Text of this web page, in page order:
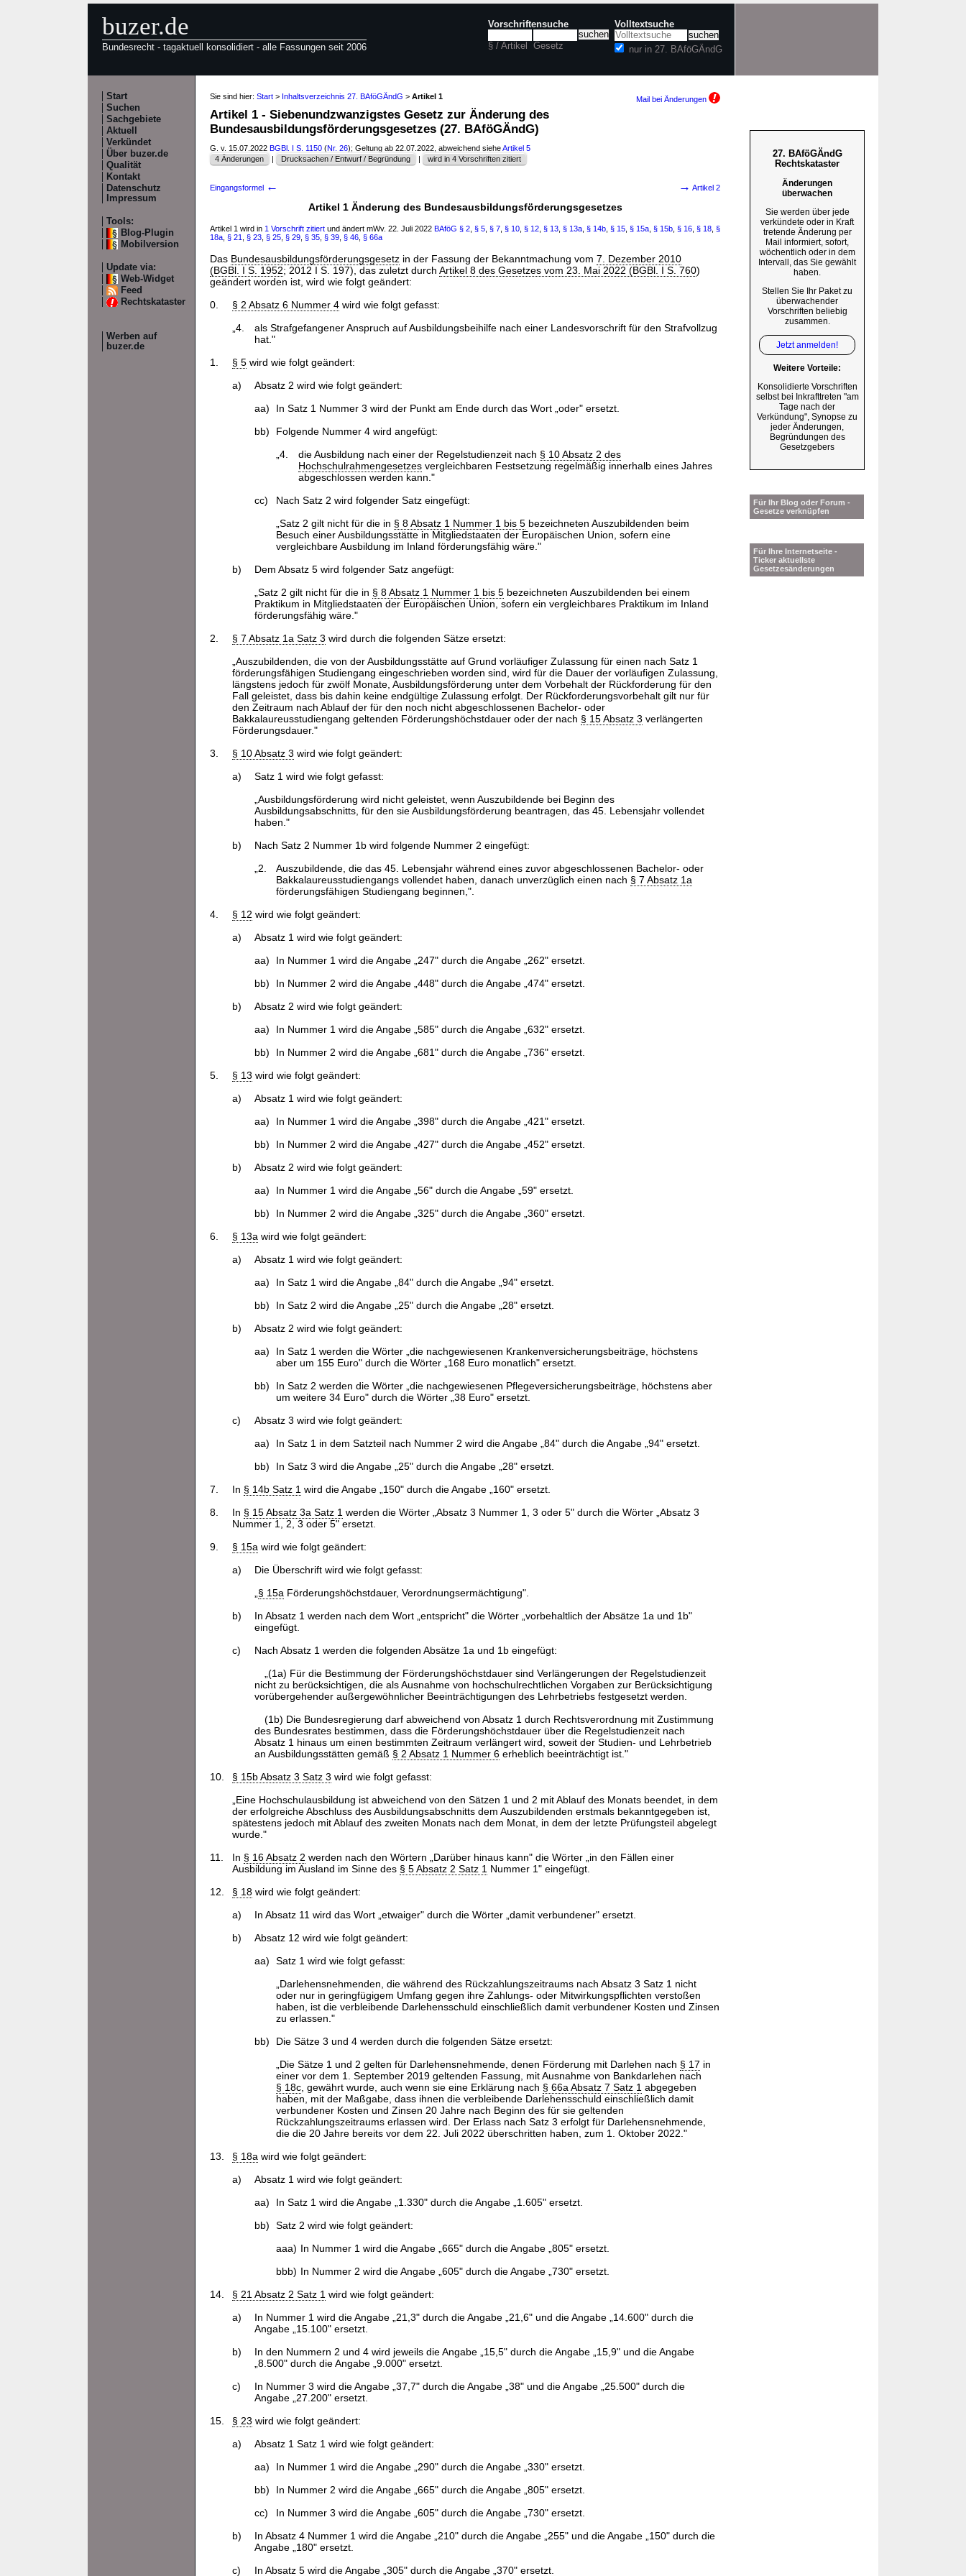
buzer.de
Bundesrecht - tagaktuell konsolidiert - alle Fassungen seit 2006
Vorschriftensuche
§ / Artikel Gesetz
Volltextsuche
nur in 27. BAföGÄndG
Start
Suchen
Sachgebiete
Aktuell
Verkündet
Über buzer.de
Qualität
Kontakt
Datenschutz
Impressum
Tools:
Blog-Plugin
Mobilversion
Update via:
Web-Widget
Feed
Rechtskataster
Werben auf
buzer.de
Sie sind hier: Start > Inhaltsverzeichnis 27. BAföGÄndG > Artikel 1 Mail bei Änderungen
Artikel 1 - Siebenundzwanzigstes Gesetz zur Änderung des
Bundesausbildungsförderungsgesetzes (27. BAföGÄndG)
G. v. 15.07.2022 BGBl. I S. 1150 (Nr. 26); Geltung ab 22.07.2022, abweichend sieheArtikel 5
4 Änderungen
| Drucksachen / Entwurf / Begründung | wird in 4 Vorschriften zitiert
Eingangsformel ← → Artikel 2
Artikel 1 Änderung des Bundesausbildungsförderungsgesetzes
Artikel 1 wird in 1 Vorschrift zitiert und ändert mWv. 22. Juli 2022 BAföG § 2 § 5 § 7 § 10 § 12 § 13 § 13a § 14b § 15 § 15a § 15b § 16 § 18 §
18a § 21 § 23 § 25 § 29 § 35 § 39 § 46 § 66a
Das Bundesausbildungsförderungsgesetz in der Fassung der Bekanntmachung vom 7. Dezember 2010
(BGBl. I S. 1952; 2012 I S. 197), das zuletzt durch Artikel 8 des Gesetzes vom 23. Mai 2022 (BGBl. I S. 760)
geändert worden ist, wird wie folgt geändert:
0.
§ 2 Absatz 6 Nummer 4wird wie folgt gefasst:
„4.
als Strafgefangener Anspruch auf Ausbildungsbeihilfe nach einer Landesvorschrift für den Strafvollzug
hat."
1.
§ 5wird wie folgt geändert:
a)
Absatz 2 wird wie folgt geändert:
aa)
In Satz 1 Nummer 3 wird der Punkt am Ende durch das Wort „oder" ersetzt.
bb)
Folgende Nummer 4 wird angefügt:
„4.
die Ausbildung nach einer der Regelstudienzeit nach § 10 Absatz 2 des
Hochschulrahmengesetzes vergleichbaren Festsetzung regelmäßig innerhalb eines Jahres
abgeschlossen werden kann."
cc)
Nach Satz 2 wird folgender Satz eingefügt:
„Satz 2 gilt nicht für die in § 8 Absatz 1 Nummer 1 bis 5 bezeichneten Auszubildenden beim
Besuch einer Ausbildungsstätte in Mitgliedstaaten der Europäischen Union, sofern eine
vergleichbare Ausbildung im Inland förderungsfähig wäre."
b)
Dem Absatz 5 wird folgender Satz angefügt:
„Satz 2 gilt nicht für die in § 8 Absatz 1 Nummer 1 bis 5bezeichneten Auszubildenden bei einem
Praktikum in Mitgliedstaaten der Europäischen Union, sofern ein vergleichbares Praktikum im Inland
förderungsfähig wäre."
2.
§ 7 Absatz 1a Satz 3 wird durch die folgenden Sätze ersetzt:
„Auszubildenden, die von der Ausbildungsstätte auf Grund vorläufiger Zulassung für einen nach Satz 1
förderungsfähigen Studiengang eingeschrieben worden sind, wird für die Dauer der vorläufigen Zulassung,
längstens jedoch für zwölf Monate, Ausbildungsförderung unter dem Vorbehalt der Rückforderung für den
Fall geleistet, dass bis dahin keine endgültige Zulassung erfolgt. Der Rückforderungsvorbehalt gilt nur für
den Zeitraum nach Ablauf der für den noch nicht abgeschlossenen Bachelor- oder
Bakkalaureusstudiengang geltenden Förderungshöchstdauer oder der nach § 15 Absatz 3 verlängerten
Förderungsdauer."
3.
§ 10 Absatz 3 wird wie folgt geändert:
a)
Satz 1 wird wie folgt gefasst:
„Ausbildungsförderung wird nicht geleistet, wenn Auszubildende bei Beginn des
Ausbildungsabschnitts, für den sie Ausbildungsförderung beantragen, das 45. Lebensjahr vollendet
haben."
b)
Nach Satz 2 Nummer 1b wird folgende Nummer 2 eingefügt:
„2.
Auszubildende, die das 45. Lebensjahr während eines zuvor abgeschlossenen Bachelor- oder
Bakkalaureusstudiengangs vollendet haben, danach unverzüglich einen nach § 7 Absatz 1a
förderungsfähigen Studiengang beginnen,".
4.
§ 12 wird wie folgt geändert:
a)
Absatz 1 wird wie folgt geändert:
aa)
In Nummer 1 wird die Angabe „247" durch die Angabe „262" ersetzt.
bb)
In Nummer 2 wird die Angabe „448" durch die Angabe „474" ersetzt.
b)
Absatz 2 wird wie folgt geändert:
aa)
In Nummer 1 wird die Angabe „585" durch die Angabe „632" ersetzt.
bb)
In Nummer 2 wird die Angabe „681" durch die Angabe „736" ersetzt.
5.
§ 13 wird wie folgt geändert:
a)
Absatz 1 wird wie folgt geändert:
aa)
In Nummer 1 wird die Angabe „398" durch die Angabe „421" ersetzt.
bb)
In Nummer 2 wird die Angabe „427" durch die Angabe „452" ersetzt.
b)
Absatz 2 wird wie folgt geändert:
aa)
In Nummer 1 wird die Angabe „56" durch die Angabe „59" ersetzt.
bb)
In Nummer 2 wird die Angabe „325" durch die Angabe „360" ersetzt.
6.
§ 13a wird wie folgt geändert:
a)
Absatz 1 wird wie folgt geändert:
aa)
In Satz 1 wird die Angabe „84" durch die Angabe „94" ersetzt.
bb)
In Satz 2 wird die Angabe „25" durch die Angabe „28" ersetzt.
b)
Absatz 2 wird wie folgt geändert:
aa)
In Satz 1 werden die Wörter „die nachgewiesenen Krankenversicherungsbeiträge, höchstens
aber um 155 Euro" durch die Wörter „168 Euro monatlich" ersetzt.
bb)
In Satz 2 werden die Wörter „die nachgewiesenen Pflegeversicherungsbeiträge, höchstens aber
um weitere 34 Euro" durch die Wörter „38 Euro" ersetzt.
c)
Absatz 3 wird wie folgt geändert:
aa)
In Satz 1 in dem Satzteil nach Nummer 2 wird die Angabe „84" durch die Angabe „94" ersetzt.
bb)
In Satz 3 wird die Angabe „25" durch die Angabe „28" ersetzt.
7.
In § 14b Satz 1 wird die Angabe „150" durch die Angabe „160" ersetzt.
8.
In § 15 Absatz 3a Satz 1 werden die Wörter „Absatz 3 Nummer 1, 3 oder 5" durch die Wörter „Absatz 3
Nummer 1, 2, 3 oder 5" ersetzt.
9.
§ 15a wird wie folgt geändert:
a)
Die Überschrift wird wie folgt gefasst:
§ 15a Förderungshöchstdauer, Verordnungsermächtigung".
b)
In Absatz 1 werden nach dem Wort „entspricht" die Wörter „vorbehaltlich der Absätze 1a und 1b"
eingefügt.
c)
Nach Absatz 1 werden die folgenden Absätze 1a und 1b eingefügt:
„(1a) Für die Bestimmung der Förderungshöchstdauer sind Verlängerungen der Regelstudienzeit
nicht zu berücksichtigen, die als Ausnahme von hochschulrechtlichen Vorgaben zur Berücksichtigung
vorübergehender außergewöhnlicher Beeinträchtigungen des Lehrbetriebs festgesetzt werden.
(1b) Die Bundesregierung darf abweichend von Absatz 1 durch Rechtsverordnung mit Zustimmung
des Bundesrates bestimmen, dass die Förderungshöchstdauer über die Regelstudienzeit nach
Absatz 1 hinaus um einen bestimmten Zeitraum verlängert wird, soweit der Studien- und Lehrbetrieb
an Ausbildungsstätten gemäß § 2 Absatz 1 Nummer 6erheblich beeinträchtigt ist."
10.
§ 15b Absatz 3 Satz 3 wird wie folgt gefasst:
„Eine Hochschulausbildung ist abweichend von den Sätzen 1 und 2 mit Ablauf des Monats beendet, in dem
der erfolgreiche Abschluss des Ausbildungsabschnitts dem Auszubildenden erstmals bekanntgegeben ist,
spätestens jedoch mit Ablauf des zweiten Monats nach dem Monat, in dem der letzte Prüfungsteil abgelegt
wurde."
11.
In § 16 Absatz 2 werden nach den Wörtern „Darüber hinaus kann" die Wörter „in den Fällen einer
Ausbildung im Ausland im Sinne des § 5 Absatz 2 Satz 1 Nummer 1" eingefügt.
12.
§ 18wird wie folgt geändert:
a)
In Absatz 11 wird das Wort „etwaiger" durch die Wörter „damit verbundener" ersetzt.
b)
Absatz 12 wird wie folgt geändert:
aa)
Satz 1 wird wie folgt gefasst:
„Darlehensnehmenden, die während des Rückzahlungszeitraums nach Absatz 3 Satz 1 nicht
oder nur in geringfügigem Umfang gegen ihre Zahlungs- oder Mitwirkungspflichten verstoßen
haben, ist die verbleibende Darlehensschuld einschließlich damit verbundener Kosten und Zinsen
zu erlassen."
bb)
Die Sätze 3 und 4 werden durch die folgenden Sätze ersetzt:
„Die Sätze 1 und 2 gelten für Darlehensnehmende, denen Förderung mit Darlehen nach § 17 in
einer vor dem 1. September 2019 geltenden Fassung, mit Ausnahme von Bankdarlehen nach
§ 18c , gewährt wurde, auch wenn sie eine Erklärung nach § 66a Absatz 7 Satz 1 abgegeben
haben, mit der Maßgabe, dass ihnen die verbleibende Darlehensschuld einschließlich damit
verbundener Kosten und Zinsen 20 Jahre nach Beginn des für sie geltenden
Rückzahlungszeitraums erlassen wird. Der Erlass nach Satz 3 erfolgt für Darlehensnehmende,
die die 20 Jahre bereits vor dem 22. Juli 2022 überschritten haben, zum 1. Oktober 2022."
13.
§ 18a wird wie folgt geändert:
a)
Absatz 1 wird wie folgt geändert:
aa)
In Satz 1 wird die Angabe „1.330" durch die Angabe „1.605" ersetzt.
bb)
Satz 2 wird wie folgt geändert:
aaa) In Nummer 1 wird die Angabe „665" durch die Angabe „805" ersetzt.
bbb) In Nummer 2 wird die Angabe „605" durch die Angabe „730" ersetzt.
14.
§ 21 Absatz 2 Satz 1 wird wie folgt geändert:
a)
In Nummer 1 wird die Angabe „21,3" durch die Angabe „21,6" und die Angabe „14.600" durch die
Angabe „15.100" ersetzt.
b)
In den Nummern 2 und 4 wird jeweils die Angabe „15,5" durch die Angabe „15,9" und die Angabe
„8.500" durch die Angabe „9.000" ersetzt.
c)
In Nummer 3 wird die Angabe „37,7" durch die Angabe „38" und die Angabe „25.500" durch die
Angabe „27.200" ersetzt.
15.
§ 23 wird wie folgt geändert:
a)
Absatz 1 Satz 1 wird wie folgt geändert:
aa)
In Nummer 1 wird die Angabe „290" durch die Angabe „330" ersetzt.
bb)
In Nummer 2 wird die Angabe „665" durch die Angabe „805" ersetzt.
cc)
In Nummer 3 wird die Angabe „605" durch die Angabe „730" ersetzt.
b)
In Absatz 4 Nummer 1 wird die Angabe „210" durch die Angabe „255" und die Angabe „150" durch die
Angabe „180" ersetzt.
c)
In Absatz 5 wird die Angabe „305" durch die Angabe „370" ersetzt.
27. BAföGÄndG
Rechtskataster
Änderungen
überwachen
Sie werden über jede
verkündete oder in Kraft
tretende Änderung per
Mail informiert, sofort,
wöchentlich oder in dem
Intervall, das Sie gewählt
haben.
Stellen Sie Ihr Paket zu
überwachender
Vorschriften beliebig
zusammen.
Jetzt anmelden!
Weitere Vorteile:
Konsolidierte Vorschriften
selbst bei Inkrafttreten "am
Tage nach der
Verkündung", Synopse zu
jeder Änderungen,
Begründungen des
Gesetzgebers
Für Ihr Blog oder Forum -
Gesetze verknüpfen
Für Ihre Internetseite -
Ticker aktuellste
Gesetzesänderungen